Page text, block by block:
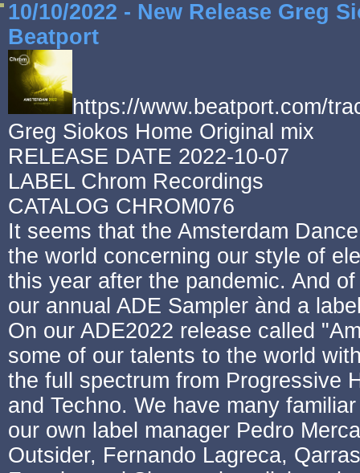
10/10/2022 - New Release Greg
Beatport
https://www.beatport.com/
Greg Siokos Home Original mix
RELEASE DATE 2022-10-07
LABEL Chrom Recordings
CATALOG CHROM076
It seems that the Amsterdam
the world concerning our style of
this year after the pandemic. And
our annual ADE Sampler ànd a
On our ADE2022 release called
some of our talents to the world
the full spectrum from Progressive
and Techno. We have many
our own label manager Pedro
Outsider, Fernando Lagreca,